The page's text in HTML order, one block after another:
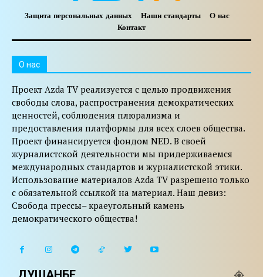
Защита персональных данных Наши стандарты
О нас
Контакт
O нас
Проект Azda TV реализуется с целью продвижения
свободы слова, распространения демократических
ценностей, соблюдения плюрализма и
предоставления платформы для всех слоев общества.
Проект финансируется фондом NED. В своей
журналистской деятельности мы придерживаемся
международных стандартов и журналистской этики.
Использование материалов Azda TV разрешено только
с обязательной ссылкой на материал. Наш девиз:
Свобода прессы– краеугольный камень
демократического общества!